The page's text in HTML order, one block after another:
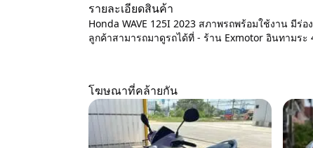
รายละเอียดสินค้า
Honda WAVE 125I 2023 สภาพรถพร้อมใช้งาน มีร่
ลูกค้าสามารถมาดูรถได้ที่ - ร้าน Exmotor อินทามระ
โฆษณาที่คล้ายกัน